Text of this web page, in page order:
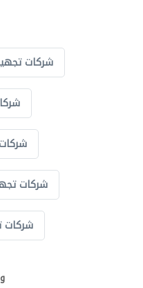
شركات
شركات
شركات